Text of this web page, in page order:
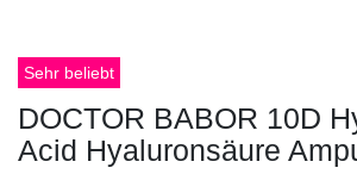
Sehr beliebt
DOCTOR BABOR 10D
Acid Hyaluronsäure